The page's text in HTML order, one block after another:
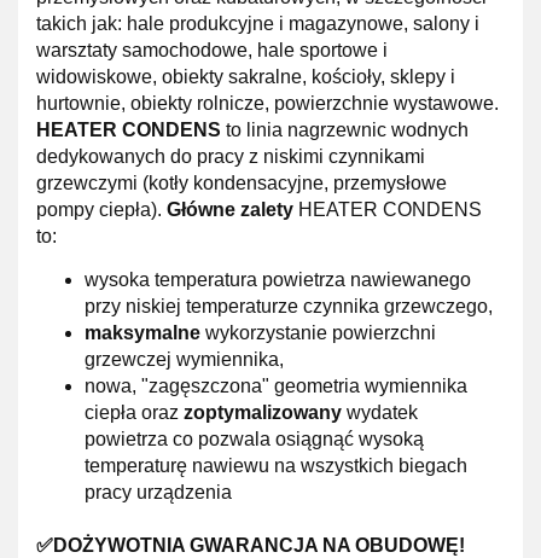
takich jak: hale produkcyjne i magazynowe, salony i
warsztaty samochodowe, hale sportowe i
widowiskowe, obiekty sakralne, kościoły, sklepy i
hurtownie, obiekty rolnicze, powierzchnie wystawowe.
HEATER CONDENS to linia nagrzewnic wodnych
dedykowanych do pracy z niskimi czynnikami
grzewczymi (kotły kondensacyjne, przemysłowe
pompy ciepła). Główne zalety HEATER CONDENS
to:
wysoka temperatura powietrza nawiewanego
przy niskiej temperaturze czynnika grzewczego,
maksymalne wykorzystanie powierzchni
grzewczej wymiennika,
nowa, "zagęszczona" geometria wymiennika
ciepła oraz zoptymalizowany wydatek
powietrza co pozwala osiągnąć wysoką
temperaturę nawiewu na wszystkich biegach
pracy urządzenia
✅DOŻYWOTNIA GWARANCJA NA OBUDOWĘ!